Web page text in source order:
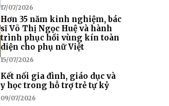
17/07/2026
Hơn 35 năm kinh nghiệm, bác
sĩ Võ Thị Ngọc Huệ và hành
trình phục hồi vùng kín toàn
diện cho phụ nữ Việt
15/07/2026
Kết nối gia đình, giáo dục và
y học trong hỗ trợ trẻ tự kỷ
09/07/2026